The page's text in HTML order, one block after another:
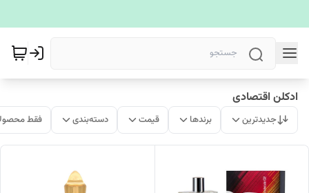
ادکلن اقتصادی
جدیدترین برندها قیمت دسته‌بندی فقط